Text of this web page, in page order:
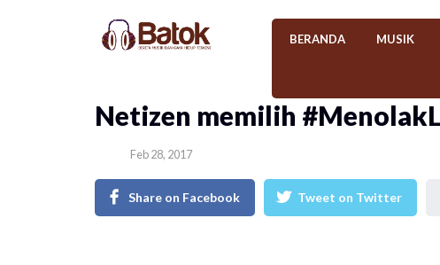
BERANDA MUSIK
Netizen memilih
Feb 28, 2017
Share on Facebook Tweet on Twitter